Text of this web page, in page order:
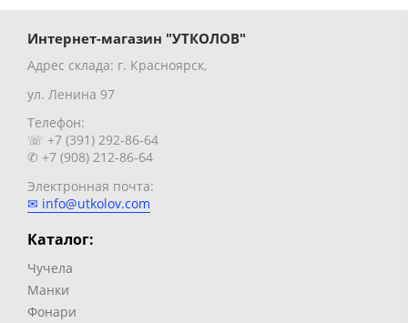
Интернет-магазин "УТКОЛОВ"
Адрес склада: г. Красноярск,
ул. Ленина 97
Телефон:
☏ +7 (391) 292-86-64
✆ +7 (908) 212-86-64
Электронная почта:
✉ info@utkolov.com
Каталог:
Чучела
Манки
Фонари